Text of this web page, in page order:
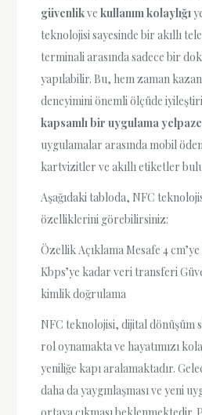
güvenlikvekullanım kolaylığı
teknolojisi sayesinde bir akıllı
terminali arasında sadece bir
yapılabilir. Bu, hem zaman
deneyimini önemli ölçüde
kapsamlı bir uygulama
uygulamalar arasında mobil
kartvizitler ve akıllı etiketler
Aşağıdaki tabloda, NFC
özelliklerini görebilirsiniz:
Özellik Açıklama Mesafe 4
Kbps’ye kadar veri transferi
kimlik doğrulama
NFC teknolojisi, dijital dönüşüm
rol oynamakta ve hayatımızı
yeniliğe kapı aralamaktadır.
daha da yaygınlaşması ve yeni